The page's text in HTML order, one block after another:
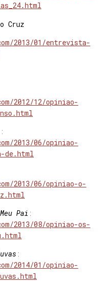
Cruz
2013/01/entrevista-
2012/12/opiniao-
:
2013/06/opiniao-
de.html
2013/06/opiniao-o-
Pai :
2013/08/opiniao-os-
:
2014/01/opiniao-